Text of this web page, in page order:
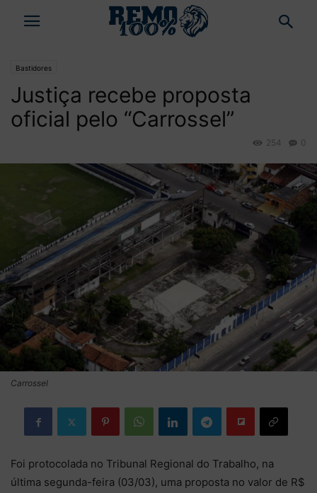
Bastidores
Justiça recebe proposta
oficial pelo “Carrossel”
0
254
Carrossel
Foi protocolada no Tribunal Regional do Trabalho, na
última segunda-feira (03/03), uma proposta no valor de R$